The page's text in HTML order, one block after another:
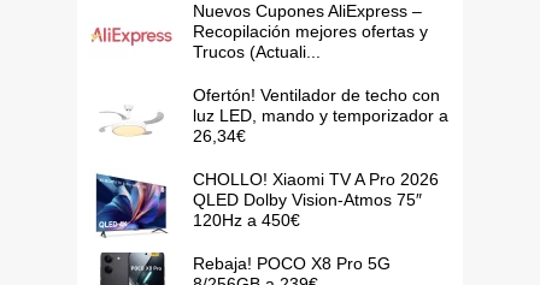
Nuevos Cupones AliExpress –
Recopilación mejores ofertas y
Trucos (Actuali...
Ofertón! Ventilador de techo con
luz LED, mando y temporizador a
26,34€
CHOLLO! Xiaomi TV A Pro 2026
QLED Dolby Vision-Atmos 75″
120Hz a 450€
Rebaja! POCO X8 Pro 5G